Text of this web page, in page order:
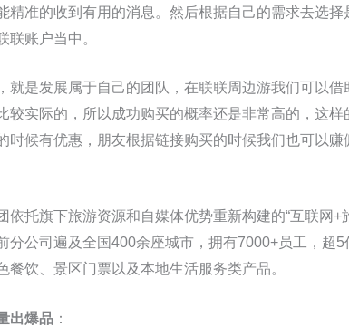
精准的收到有用的消息。然后根据自己的需求去选
联账户当中。
就是发展属于自己的团队，在联联周边游我们可以
较实际的，所以成功购买的概率还是非常高的，这
时候有优惠，朋友根据链接购买的时候我们也可以赚
依托旗下旅游资源和自媒体优势重新构建的“互联网
分公司遍及全国400余座城市，拥有7000+员工，
餐饮、景区门票以及本地生活服务类产品。
出爆品 ：